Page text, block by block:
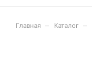
Главная Каталог